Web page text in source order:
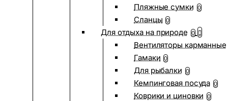
Пляжные сумки 0
Сланцы 0
Для отдыха на природе 0
Вентиляторы карманные
Гамаки 0
Для рыбалки 0
Кемпинговая посуда 0
Коврики и циновки 0